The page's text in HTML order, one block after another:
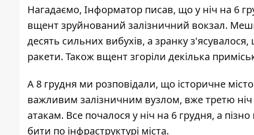
Нагадаємо, Інформатор писав, що у ніч на 6
вщент зруйнований залізничний вокзал.
десять сильних вибухів, а зранку
ракети. Також вщент згоріли декілька
А 8 грудня ми розповідали, що історичне
важливим залізничним вузлом, вже третю ніч
атакам. Все почалося у ніч на 6 грудня, а
бити по інфраструктурі міста.